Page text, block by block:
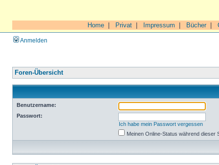
Home Privat Impressum Bücher|
Anmelden
Foren-Übersicht
Benutzername:
Passwort:
Ich habe mein Passwort vergessen
Meinen Online-Status während dieser